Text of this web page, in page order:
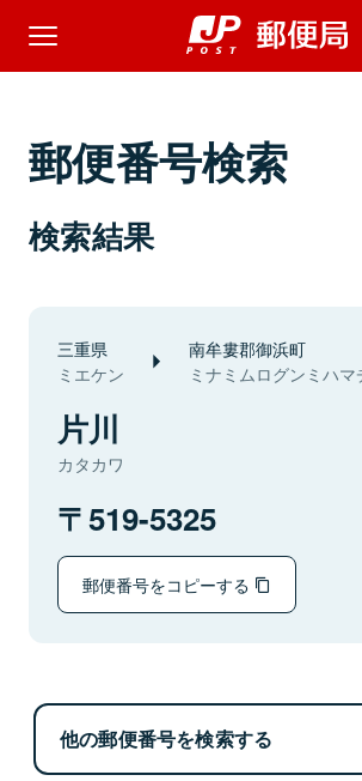
郵便番号検索
検索結果
三重県
ミエケン
南牟婁郡御浜町
ミナミムログンミハマ
片川
カタカワ
519-5325
郵便番号をコピーする
他の郵便番号を検索する